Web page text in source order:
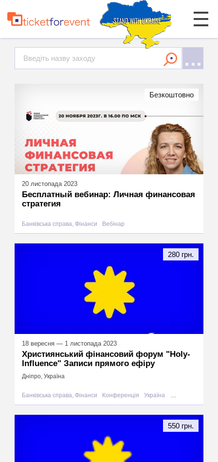
20 листопада 2023
Бесплатный вебинар: Личная финансовая
стратегия
Банківська справа, Фінанси Вебінар
Безкоштовно
18 вересня — 1 листопада 2023
Християнський фінансовий форум "Holy-
Influence" Записи прямого ефіру
Дніпро, Україна
Банківська справа, Фінанси Конференція Україна Дніпро
280 грн.
550 грн.